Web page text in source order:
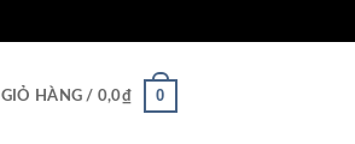
GIỎ HÀNG / 0,0₫ 0